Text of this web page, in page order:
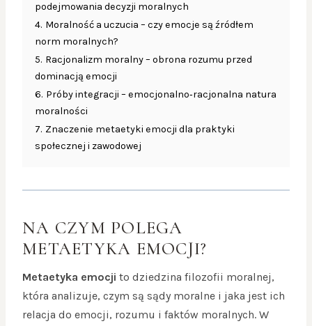
podejmowania decyzji moralnych
4. Moralność a uczucia – czy emocje są źródłem
norm moralnych?
5. Racjonalizm moralny – obrona rozumu przed
dominacją emocji
6. Próby integracji – emocjonalno‑racjonalna natura
moralności
7. Znaczenie metaetyki emocji dla praktyki
społecznej i zawodowej
NA CZYM POLEGA
METAETYKA EMOCJI?
Metaetyka emocji to dziedzina filozofii moralnej,
która analizuje, czym są sądy moralne i jaka jest ich
relacja do emocji, rozumu i faktów moralnych. W